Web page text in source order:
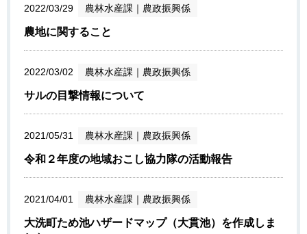
2022/03/29 農林水産課 ｜ 農政振興係
農地に関すること
2022/03/02 農林水産課 ｜ 農政振興係
サルの目撃情報について
2021/05/31 農林水産課 ｜ 農政振興係
令和２年度の地域おこし協力隊の活動報告
2021/04/01 農林水産課 ｜ 農政振興係
大洗町ため池ハザードマップ（大貫池）を作成しま